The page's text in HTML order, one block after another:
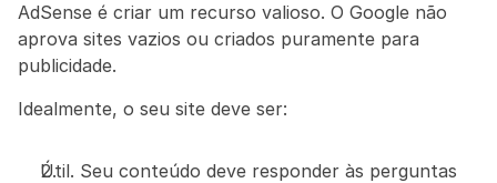
AdSense é criar um recurso valioso. O Google não
aprova sites vazios ou criados puramente para
publicidade.
Idealmente, o seu site deve ser:
Útil. Seu conteúdo deve responder às perguntas